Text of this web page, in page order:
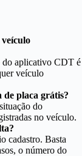
do aplicativo CDT é
veículo
de placa grátis?
do
no veículo.
cadastro. Basta
o número do